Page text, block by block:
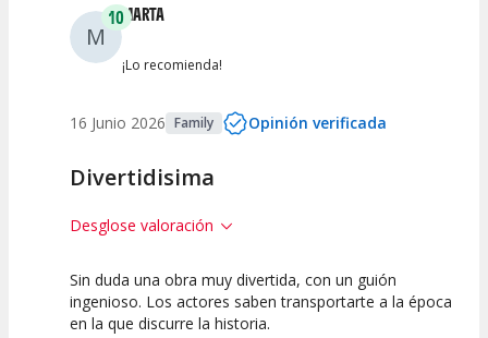
M
10MARTA
¡Lo recomienda!
16 Junio 2026 Family Opinión verificada
Divertidisima
Desglose valoración
10
Calidad del
10
Puesta en
10
Interpretación
Sin duda una obra muy divertida, con un guión
ingenioso. Los actores saben transportarte a la época
en la que discurre la historia.